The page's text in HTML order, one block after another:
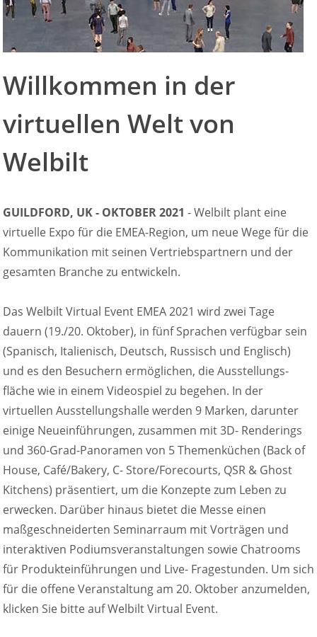
Willkommen in der
virtuellen Welt von
Welbilt
GUILDFORD, UK - OKTOBER 2021 - Welbilt plant eine
virtuelle Expo für die EMEA-Region, um neue Wege für die
Kommunikation mit seinen Vertriebspartnern und der
gesamten Branche zu entwickeln.
Das Welbilt Virtual Event EMEA 2021 wird zwei Tage
dauern (19./20. Oktober), in fünf Sprachen verfügbar sein
(Spanisch, Italienisch, Deutsch, Russisch und Englisch)
und es den Besuchern ermöglichen, die Ausstellungs-
fläche wie in einem Videospiel zu begehen. In der
virtuellen Ausstellungshalle werden 9 Marken, darunter
einige Neueinführungen, zusammen mit 3D- Renderings
und 360-Grad-Panoramen von 5 Themenküchen (Back of
House, Café/Bakery, C- Store/Forecourts, QSR & Ghost
Kitchens) präsentiert, um die Konzepte zum Leben zu
erwecken. Darüber hinaus bietet die Messe einen
maßgeschneiderten Seminarraum mit Vorträgen und
interaktiven Podiumsveranstaltungen sowie Chatrooms
für Produkteinführungen und Live- Fragestunden. Um sich
für die offene Veranstaltung am 20. Oktober anzumelden,
klicken Sie bitte auf Welbilt Virtual Event.